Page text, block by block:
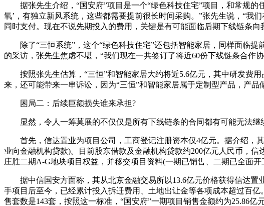
据张先生介绍，“国安府”项目是一个“绿色科技住宅”项目，和常规的
氧’，有独立新风系统，这些都需要提前很长时间采购。”张先生说，“我
同时支付。现在不说先期投入的费用，关键是有可能面临后期下线链条向
除了“三恒系统”，这个“绿色科技住宅”还包括智能家居，同样面临提
的采访，张先生焦虑不堪，“我们现在一共签订了将近60份下线链条合作
按照张先生估算，“三恒”和智能家居大约将近5.6亿元，其中研发费用
来，还可能带来一串诉讼，因为“三恒”和智能家居属于定制型产品，产
困局二：后续巨额损失谁来承担?
显然，令人一筹莫展的不仅仅是所有下线链条的合同都有可能无法继
首先，信达置业为项目公司，工商登记注册资本仅4亿元。据介绍，其
业向金融机构贷款)。目前股东借款及金融机构贷款约200亿元人民币，
庄胜二期A-G地块项目权益，并移交项目资料(一期已销售、二期已全面
据中信国安方面称，其从北京金融交易所以13.6亿元价格获得信达置
手项目后至今，已经累计投入拆迁费用、土地出让金等各项成本超过百
售套数是143套，按照这一标准，“国安府”一期项目销售金额约为25.86